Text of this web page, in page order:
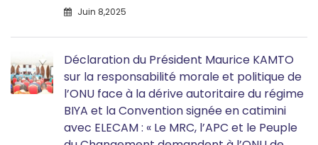
Juin 8,2025
Déclaration du Président Maurice KAMTO
sur la responsabilité morale et politique de
l’ONU face à la dérive autoritaire du régime
BIYA et la Convention signée en catimini
avec ELECAM : « Le MRC, l’APC et le Peuple